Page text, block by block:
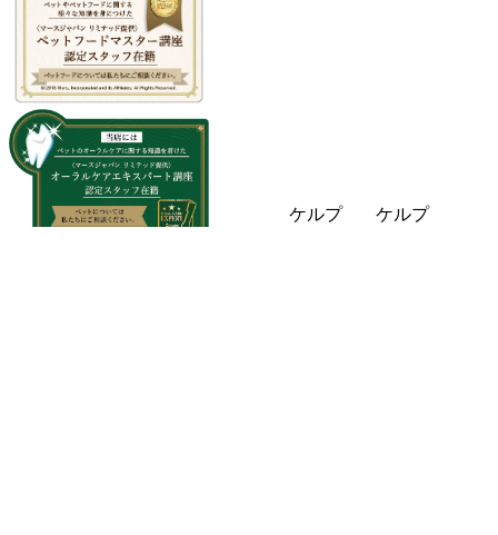
ケルプ ケルプ